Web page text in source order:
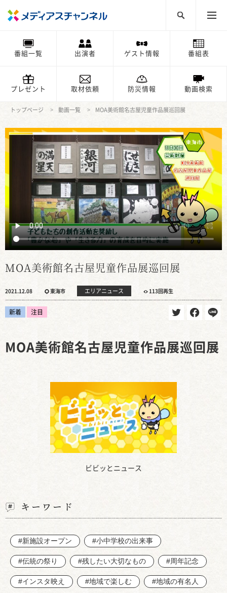
番組一覧 出演者 ゲスト情報 番組表
プレゼント 取材依頼 防災情報 動画検索
トップページ 動画一覧 MOA美術館名古屋児童作品展巡回展
MOA美術館名古屋児童作品展巡回展
2021.12.08 東海市 エリアニュース 113回再生
新着 注目
ビビッとニュース
MOA美術館名古屋児童作品展巡回展
キーワード
#新施設オープン #小中学校の出来事
#伝統の祭り #残したい大切なもの #周年記念
#インスタ映え #地域で楽しむ #地域の有名人